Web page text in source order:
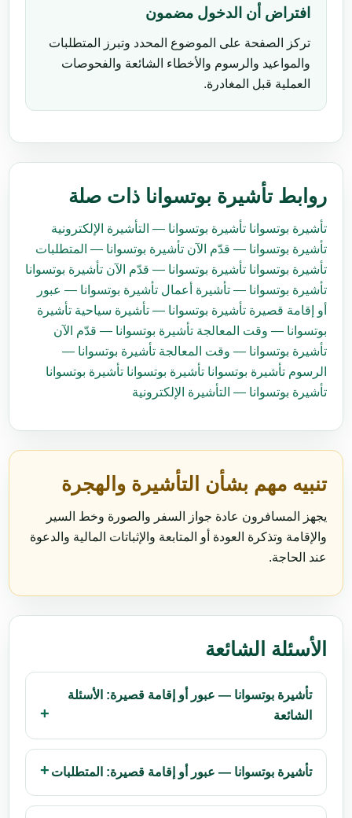
افتراض أن الدخول مضمون
تركز الصفحة على الموضوع المحدد وتبرز المتطلبات
والمواعيد والرسوم والأخطاء الشائعة والفحوصات
العملية قبل المغادرة.
روابط تأشيرة بوتسوانا ذات صلة
تأشيرة بوتسوانا تأشيرة بوتسوانا — التأشيرة الإلكترونية
تأشيرة بوتسوانا — قدّم الآن تأشيرة بوتسوانا — المتطلبات
تأشيرة بوتسوانا تأشيرة بوتسوانا — قدّم الآن تأشيرة بوتسوانا
تأشيرة بوتسوانا — تأشيرة أعمال تأشيرة بوتسوانا — عبور
أو إقامة قصيرة تأشيرة بوتسوانا — تأشيرة سياحية تأشيرة
بوتسوانا — وقت المعالجة تأشيرة بوتسوانا — قدّم الآن
تأشيرة بوتسوانا — وقت المعالجة تأشيرة بوتسوانا —
الرسوم تأشيرة بوتسوانا تأشيرة بوتسوانا تأشيرة بوتسوانا
تأشيرة بوتسوانا — التأشيرة الإلكترونية
تنبيه مهم بشأن التأشيرة والهجرة
يجهز المسافرون عادة جواز السفر والصورة وخط السير
والإقامة وتذكرة العودة أو المتابعة والإثباتات المالية والدعوة
عند الحاجة.
الأسئلة الشائعة
تأشيرة بوتسوانا — عبور أو إقامة قصيرة: الأسئلة
الشائعة
تأشيرة بوتسوانا — عبور أو إقامة قصيرة: المتطلبات